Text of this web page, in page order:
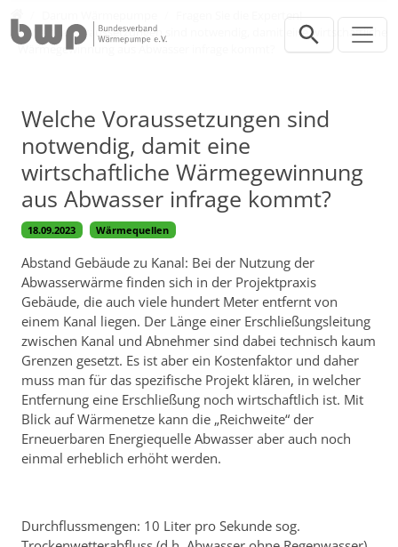
Fragen Sie die Experten!
Welche Voraussetzungen sind notwendig, damit eine wirtschaftliche
Wärmegewinnung aus Abwasser infrage kommt?
Welche Voraussetzungen sind
notwendig, damit eine
wirtschaftliche Wärmegewinnung
aus Abwasser infrage kommt?
18.09.2023 Wärmequellen
Abstand Gebäude zu Kanal: Bei der Nutzung der
Abwasserwärme finden sich in der Projektpraxis
Gebäude, die auch viele hundert Meter entfernt von
einem Kanal liegen. Der Länge einer Erschließungsleitung
zwischen Kanal und Abnehmer sind dabei technisch kaum
Grenzen gesetzt. Es ist aber ein Kostenfaktor und daher
muss man für das spezifische Projekt klären, in welcher
Entfernung eine Erschließung noch wirtschaftlich ist. Mit
Blick auf Wärmenetze kann die „Reichweite“ der
Erneuerbaren Energiequelle Abwasser aber auch noch
einmal erheblich erhöht werden.
Durchflussmengen: 10 Liter pro Sekunde sog.